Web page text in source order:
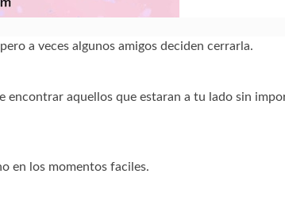
a veces algunos amigos deciden cerrarla.
encontrar aquellos que estaran a tu lado sin
en los momentos faciles.